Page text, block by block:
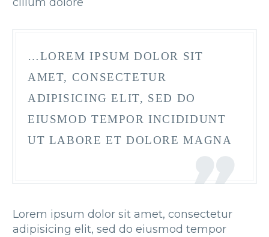
…LOREM IPSUM DOLOR SIT
AMET, CONSECTETUR
ADIPISICING ELIT, SED DO
EIUSMOD TEMPOR INCIDIDUNT
UT LABORE ET DOLORE MAGNA
Lorem ipsum dolor sit amet, consectetur
adipisicing elit, sed do eiusmod tempor